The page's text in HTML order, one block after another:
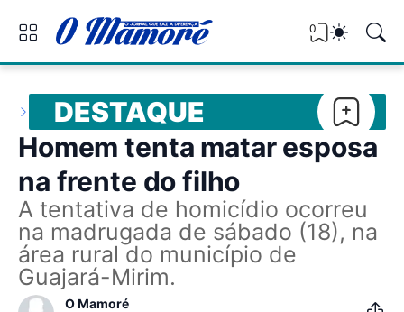
0
DESTAQUE
Homem tenta matar esposa
na frente do filho
A tentativa de homicídio ocorreu
na madrugada de sábado (18), na
área rural do município de
Guajará-Mirim.
O Mamoré